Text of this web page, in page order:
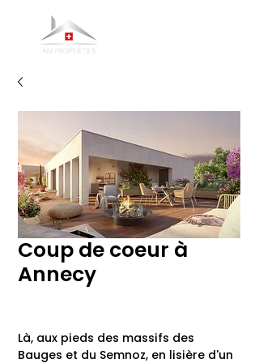
Coup de coeur à
Annecy
Là, aux pieds des massifs des
Bauges et du Semnoz, en lisière d'un